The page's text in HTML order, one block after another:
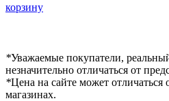
корзину
*Уважаемые покупатели,
незначительно отличаться от
*Цена на сайте может
магазинах.